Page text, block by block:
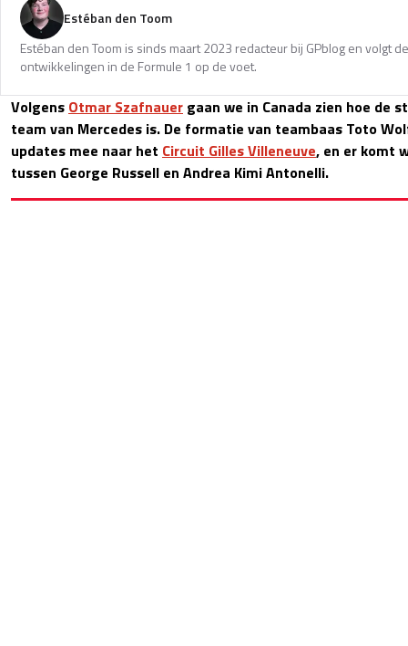
Estéban den Toom
Estéban den Toom is sinds maart 2023 redacteur bij GPblog en volgt
ontwikkelingen in de Formule 1 op de voet.
Volgens Otmar Szafnauer gaan we in Canada zien hoe de
team van Mercedes is. De formatie van teambaas Toto
updates mee naar het Circuit Gilles Villeneuve, en er komt
tussen George Russell en Andrea Kimi Antonelli.